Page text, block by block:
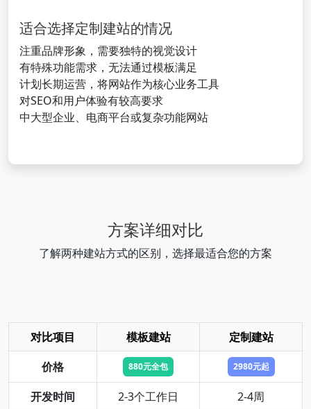
适合选择定制建站的情况
注重品牌形象，需要独特的视觉设计
有特殊功能需求，无法通过模板满足
计划长期运营，将网站作为核心业务工具
对SEO和用户体验有较高要求
中大型企业、电商平台或复杂功能网站
方案详细对比
了解两种建站方式的区别，选择最适合您的方案
对比项目 模板建站
定制建站
价格
880元全包 2980元起
开发时间 2-3个工作日
2-4周